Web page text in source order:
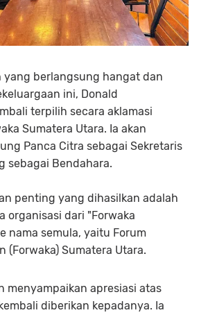
yang berlangsung hangat dan
ini, Donald
terpilih secara aklamasi
Sumatera Utara. Ia akan
Panca Citra sebagai Sekretaris
sebagai Bendahara.
penting yang dihasilkan adalah
organisasi dari "Forwaka
nama semula, yaitu Forum
(Forwaka) Sumatera Utara.
menyampaikan apresiasi atas
diberikan kepadanya. Ia